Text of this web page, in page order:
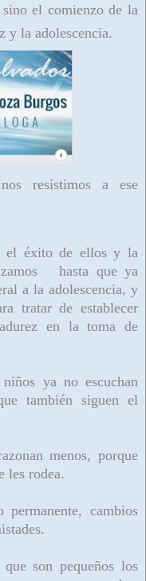
sino el comienzo de la
y la adolescencia.
resistimos a ese
el éxito de ellos y la
hasta que ya
a la adolescencia, y
tratar de establecer
en la toma de
ya no escuchan
también siguen el
menos, porque
les rodea.
cambios
son pequeños los